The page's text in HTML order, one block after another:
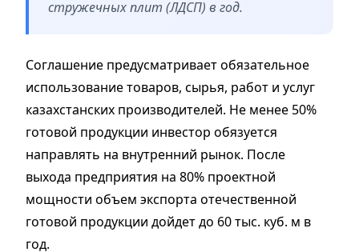
стружечных плит (ЛДСП) в год.
Соглашение предусматривает обязательное
использование товаров, сырья, работ и услуг
казахстанских производителей. Не менее 50%
готовой продукции инвестор обязуется
направлять на внутренний рынок. После
выхода предприятия на 80% проектной
мощности объем экспорта отечественной
готовой продукции дойдет до 60 тыс. куб. м в
год.